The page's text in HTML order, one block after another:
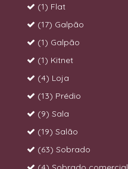
(1) Flat
(17) Galpão
(1) Galpão
(1) Kitnet
(4) Loja
(13) Prédio
(9) Sala
(19) Salão
(63) Sobrado